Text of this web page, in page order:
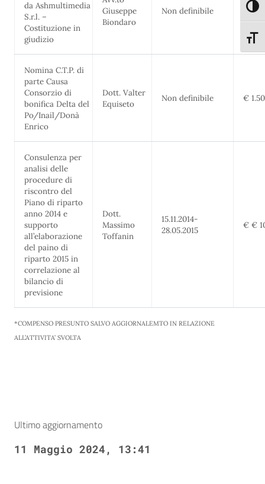
da Ashmultimedia
S.r.l. –
Costituzione in
giudizio
Giuseppe
Biondaro
Non definibile €
Nomina C.T.P. di
parte Causa
Consorzio di
bonifica Delta del
Po/Inail/Donà
Enrico
Dott. Valter
Equiseto
Non definibile €
Consulenza per
analisi delle
procedure di
riscontro del
Piano di riparto
anno 2014 e
supporto
all’elaborazione
del paino di
riparto 2015 in
correlazione al
bilancio di
previsione
Dott.
Massimo
Toffanin
15.11.2014-
28.05.2015
€ €
*COMPENSO PRESUNTO SALVO AGGIORNALEMTO IN RELAZIONE
ALL’ATTIVITA’ SVOLTA
Ultimo aggiornamento
11 Maggio 2024, 13:41